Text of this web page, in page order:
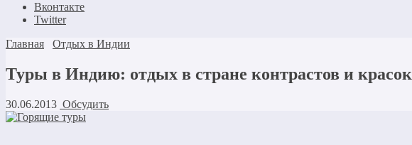
Вконтакте
Twitter
Главная
Отдых в Индии
Туры в Индию: отдых в стране контрастов и красок
30.06.2013 Обсудить